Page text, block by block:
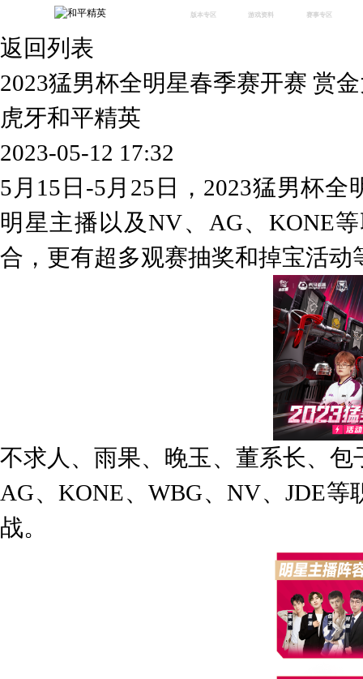
版本专区 游戏资料 赛事专区
体验服 视频中心 授权赛 腾
返回列表
2023猛男杯全明星春季赛开赛 赏
虎牙和平精英
2023-05-12 17:32
5月15日-5月25日，2023猛男杯全
明星主播以及NV、 AG、 KONE
合 ， 更有超多观赛抽奖和掉宝活动
不求人、雨果、晚玉、董系长、包
AG、KONE、WBG、NV、JDE等
战。